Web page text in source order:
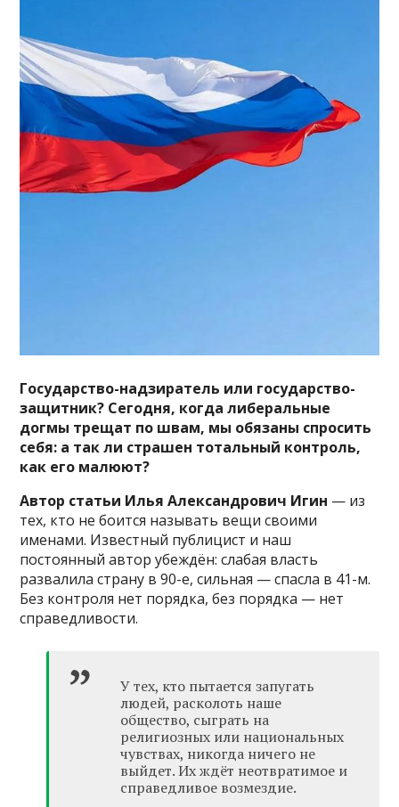
Государство-надзиратель или государство-
защитник? Сегодня, когда либеральные
догмы трещат по швам, мы обязаны спросить
себя: а так ли страшен тотальный контроль,
как его малюют?
Автор статьи Илья Александрович Игин — из
тех, кто не боится называть вещи своими
именами. Известный публицист и наш
постоянный автор убеждён: слабая власть
развалила страну в 90-е, сильная — спасла в 41-м.
Без контроля нет порядка, без порядка — нет
справедливости.
У тех, кто пытается запугать
людей, расколоть наше
общество, сыграть на
религиозных или национальных
чувствах, никогда ничего не
выйдет. Их ждёт неотвратимое и
справедливое возмездие.